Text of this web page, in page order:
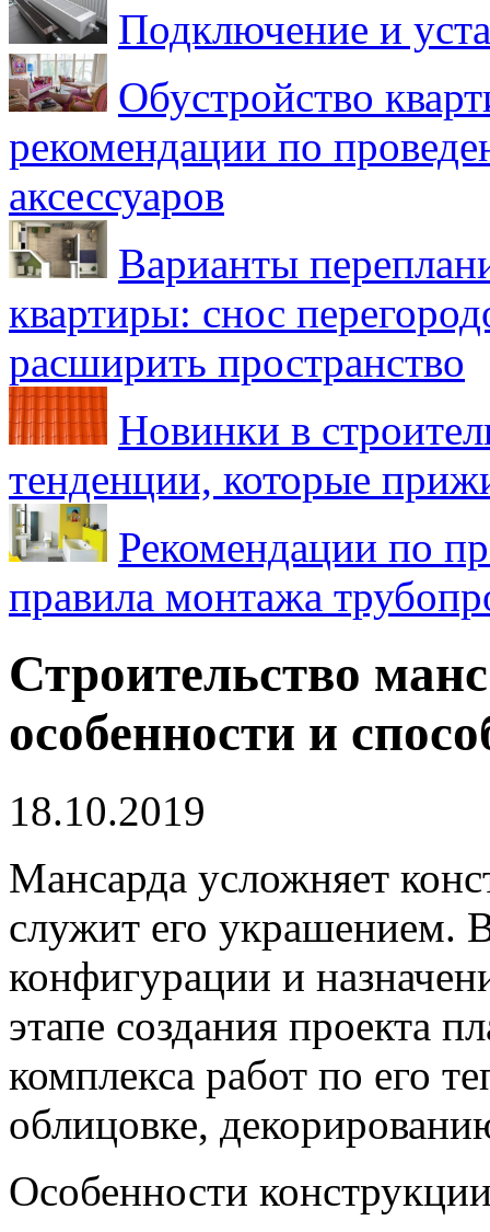
Подключение и
Обустройство
рекомендации по
аксессуаров
Варианты
квартиры: снос
расширить пространство
Новинки в
тенденции, которые
Рекомендации по
правила монтажа
Строительство
особенности и
18.10.2019
Мансарда усложняет
служит его украшением.
конфигурации и
этапе создания проекта
комплекса работ по его
облицовке,
Особенности